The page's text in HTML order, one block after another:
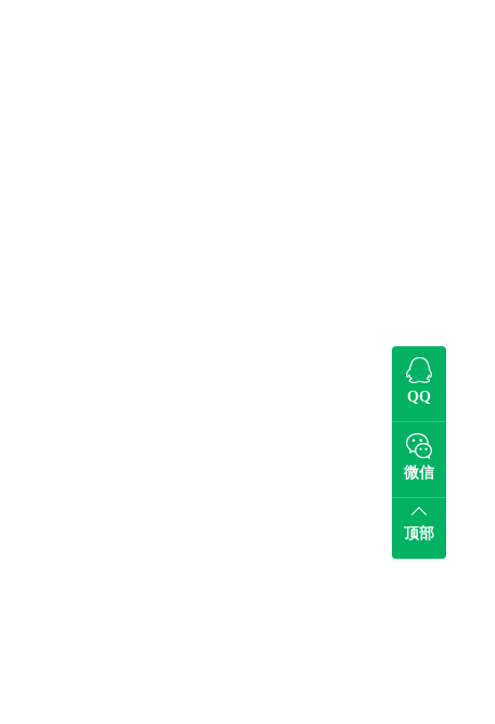
QQ
微信
顶部